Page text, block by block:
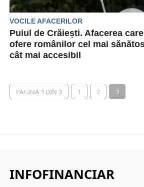
VOCILE AFACERILOR
Puiul de Crăiești. Afacerea
ofere românilor cel mai
cât mai accesibil
PAGINA 3 DIN 3 1 2 3
INFOFINANCIAR